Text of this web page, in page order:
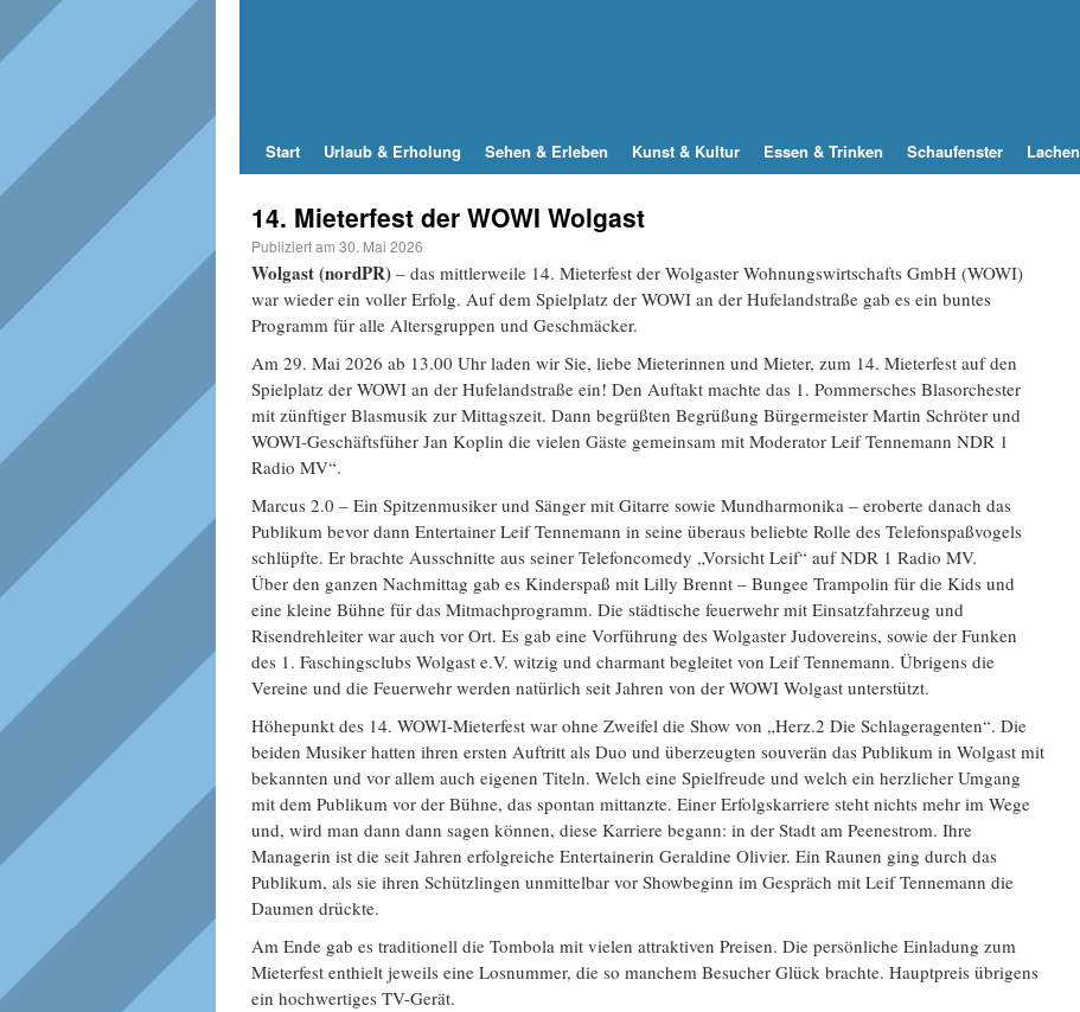
Start Urlaub & Erholung Sehen & Erleben Kunst & Kultur Essen & Trinken Schaufenster Lachen
14. Mieterfest der WOWI Wolgast
Publiziert am 30. Mai 2026
Wolgast (nordPR) – das mittlerweile 14. Mieterfest der Wolgaster Wohnungswirtschafts GmbH (WOWI)
war wieder ein voller Erfolg. Auf dem Spielplatz der WOWI an der Hufelandstraße gab es ein buntes
Programm für alle Altersgruppen und Geschmäcker.
Am 29. Mai 2026 ab 13.00 Uhr laden wir Sie, liebe Mieterinnen und Mieter, zum 14. Mieterfest auf den
Spielplatz der WOWI an der Hufelandstraße ein! Den Auftakt machte das 1. Pommersches Blasorchester
mit zünftiger Blasmusik zur Mittagszeit. Dann begrüßten Begrüßung Bürgermeister Martin Schröter und
WOWI-Geschäftsfüher Jan Koplin die vielen Gäste gemeinsam mit Moderator Leif Tennemann NDR 1
Radio MV“.
Marcus 2.0 – Ein Spitzenmusiker und Sänger mit Gitarre sowie Mundharmonika – eroberte danach das
Publikum bevor dann Entertainer Leif Tennemann in seine überaus beliebte Rolle des Telefonspaßvogels
schlüpfte. Er brachte Ausschnitte aus seiner Telefoncomedy „Vorsicht Leif“ auf NDR 1 Radio MV.
Über den ganzen Nachmittag gab es Kinderspaß mit Lilly Brennt – Bungee Trampolin für die Kids und
eine kleine Bühne für das Mitmachprogramm. Die städtische feuerwehr mit Einsatzfahrzeug und
Risendrehleiter war auch vor Ort. Es gab eine Vorführung des Wolgaster Judovereins, sowie der Funken
des 1. Faschingsclubs Wolgast e.V. witzig und charmant begleitet von Leif Tennemann. Übrigens die
Vereine und die Feuerwehr werden natürlich seit Jahren von der WOWI Wolgast unterstützt.
Höhepunkt des 14. WOWI-Mieterfest war ohne Zweifel die Show von „Herz.2 Die Schlageragenten“. Die
beiden Musiker hatten ihren ersten Auftritt als Duo und überzeugten souverän das Publikum in Wolgast mit
bekannten und vor allem auch eigenen Titeln. Welch eine Spielfreude und welch ein herzlicher Umgang
mit dem Publikum vor der Bühne, das spontan mittanzte. Einer Erfolgskarriere steht nichts mehr im Wege
und, wird man dann dann sagen können, diese Karriere begann: in der Stadt am Peenestrom. Ihre
Managerin ist die seit Jahren erfolgreiche Entertainerin Geraldine Olivier. Ein Raunen ging durch das
Publikum, als sie ihren Schützlingen unmittelbar vor Showbeginn im Gespräch mit Leif Tennemann die
Daumen drückte.
Am Ende gab es traditionell die Tombola mit vielen attraktiven Preisen. Die persönliche Einladung zum
Mieterfest enthielt jeweils eine Losnummer, die so manchem Besucher Glück brachte. Hauptpreis übrigens
ein hochwertiges TV-Gerät.